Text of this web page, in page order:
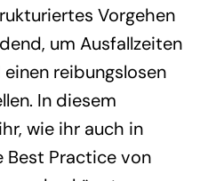
Vorgehen
um Ausfallzeiten
reibungslosen
In diesem
wie ihr auch in
Practice von